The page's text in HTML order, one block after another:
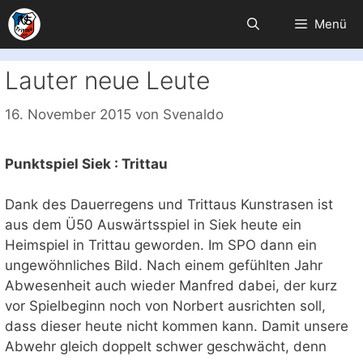
Zum
Inhalt
springen
Menü
Lauter neue Leute
16. November 2015 von Svenaldo
Punktspiel Siek : Trittau
Dank des Dauerregens und Trittaus Kunstrasen ist
aus dem Ü50 Auswärtsspiel in Siek heute ein
Heimspiel in Trittau geworden. Im SPO dann ein
ungewöhnliches Bild. Nach einem gefühlten Jahr
Abwesenheit auch wieder Manfred dabei, der kurz
vor Spielbeginn noch von Norbert ausrichten soll,
dass dieser heute nicht kommen kann. Damit unsere
Abwehr gleich doppelt schwer geschwächt, denn